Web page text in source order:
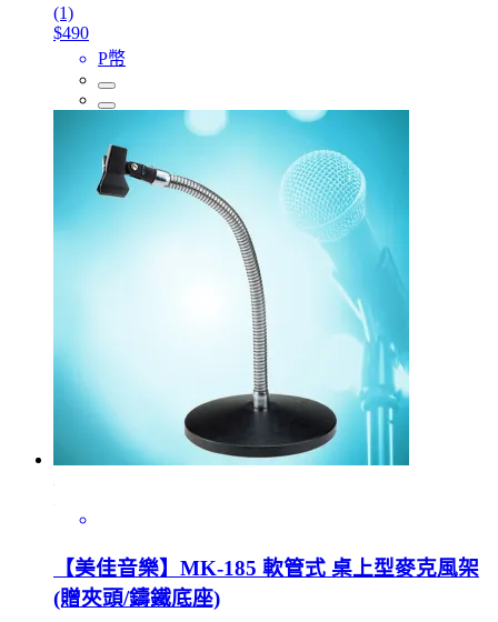
(1)
$490
P幣
【美佳音樂】MK-185 軟管式 桌上型麥克風架
(贈夾頭/鑄鐵底座)